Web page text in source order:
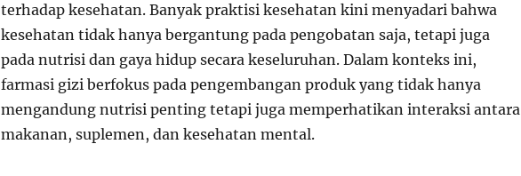
terhadap kesehatan. Banyak praktisi kesehatan kini menyadari bahwa
kesehatan tidak hanya bergantung pada pengobatan saja, tetapi juga
pada nutrisi dan gaya hidup secara keseluruhan. Dalam konteks ini,
farmasi gizi berfokus pada pengembangan produk yang tidak hanya
mengandung nutrisi penting tetapi juga memperhatikan interaksi antara
makanan, suplemen, dan kesehatan mental.